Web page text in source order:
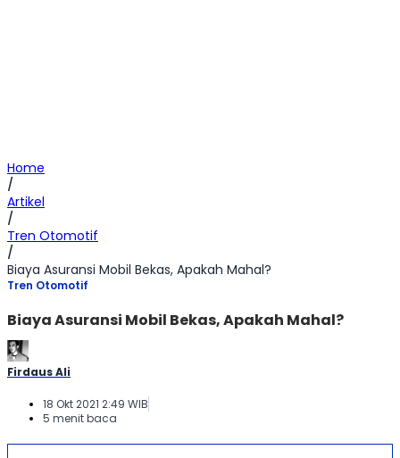
Home
/
Artikel
/
Tren Otomotif
/
Biaya Asuransi Mobil Bekas, Apakah Mahal?
Tren Otomotif
Biaya Asuransi Mobil Bekas, Apakah Mahal?
Firdaus Ali
18 Okt 2021 2:49 WIB
5 menit baca